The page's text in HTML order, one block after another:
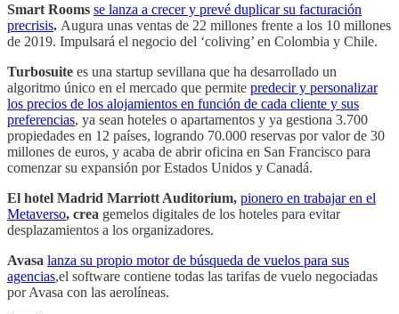
Smart Rooms se lanza a crecer y prevé duplicar su facturación
precrisis. Augura unas ventas de 22 millones frente a los 10 millones
de 2019. Impulsará el negocio del ‘coliving’ en Colombia y Chile.
Turbosuite es una startup sevillana que ha desarrollado un
algoritmo único en el mercado que permite predecir y personalizar
los precios de los alojamientos en función de cada cliente y sus
preferencias, ya sean hoteles o apartamentos y ya gestiona 3.700
propiedades en 12 países, logrando 70.000 reservas por valor de 30
millones de euros, y acaba de abrir oficina en San Francisco para
comenzar su expansión por Estados Unidos y Canadá.
El hotel Madrid Marriott Auditorium, pionero en trabajar en el
Metaverso, crea gemelos digitales de los hoteles para evitar
desplazamientos a los organizadores.
Avasa lanza su propio motor de búsqueda de vuelos para sus
agencias,el software contiene todas las tarifas de vuelo negociadas
por Avasa con las aerolíneas.